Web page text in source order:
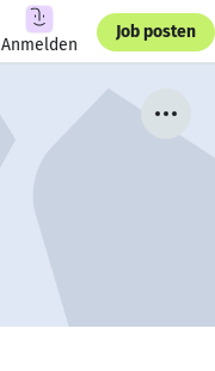
Anmelden
Job posten